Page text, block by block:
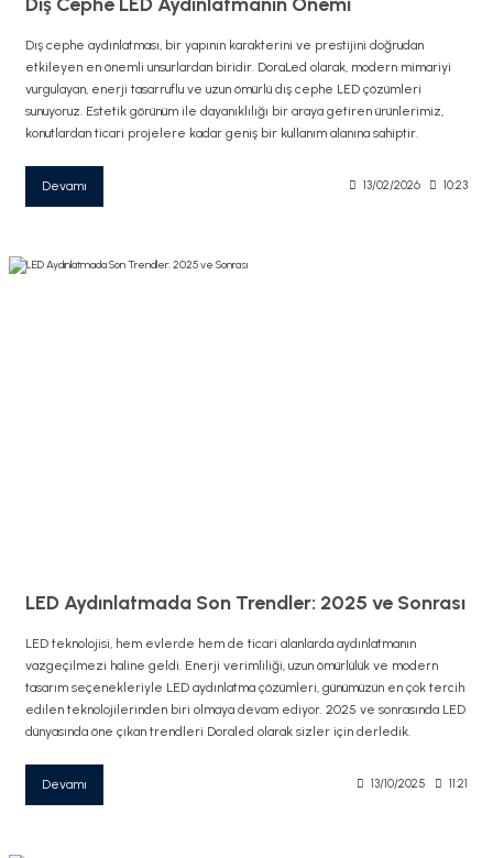
Dış cephe aydınlatması, bir yapının karakterini ve prestijini doğrudan
etkileyen en önemli unsurlardan biridir. DoraLed olarak, modern mimariyi
vurgulayan, enerji tasarruflu ve uzun ömürlü dış cephe LED çözümleri
sunuyoruz. Estetik görünüm ile dayanıklılığı bir araya getiren ürünlerimiz,
konutlardan ticari projelere kadar geniş bir kullanım alanına sahiptir.
Devamı 13/02/2026 10:23
LED Aydınlatmada Son Trendler: 2025 ve Sonrası
LED teknolojisi, hem evlerde hem de ticari alanlarda aydınlatmanın
vazgeçilmezi haline geldi. Enerji verimliliği, uzun ömürlülük ve modern
tasarım seçenekleriyle LED aydınlatma çözümleri, günümüzün en çok tercih
edilen teknolojilerinden biri olmaya devam ediyor. 2025 ve sonrasında LED
dünyasında öne çıkan trendleri Doraled olarak sizler için derledik.
Devamı 13/10/2025 11:21